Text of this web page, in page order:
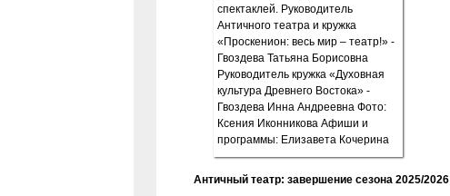
Античный театр: завершение сезона 2025/2026